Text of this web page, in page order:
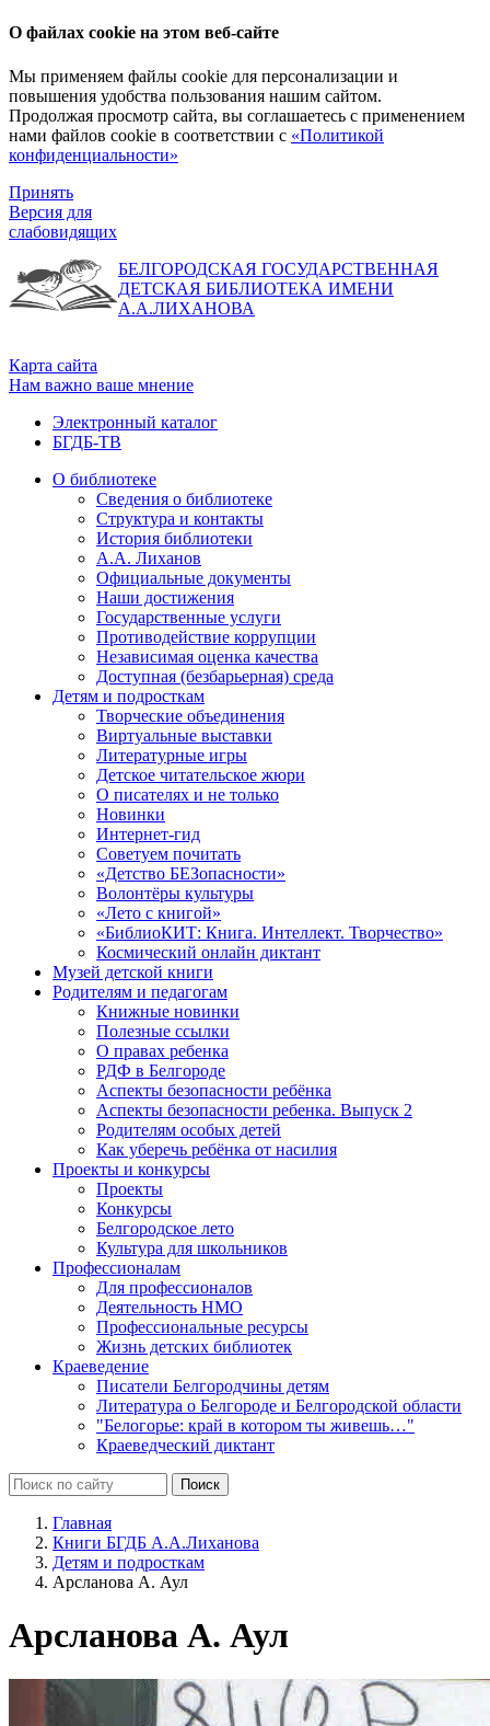
О файлах cookie на этом веб-сайте
Мы применяем файлы cookie для персонализации и
повышения удобства пользования нашим сайтом.
Продолжая просмотр сайта, вы соглашаетесь с применением
нами файлов cookie в соответствии с «Политикой
конфиденциальности»
Принять
Версия для
слабовидящих
БЕЛГОРОДСКАЯ ГОСУДАРСТВЕННАЯ
ДЕТСКАЯ БИБЛИОТЕКА ИМЕНИ
А.А.ЛИХАНОВА
Карта сайта
Нам важно ваше мнение
Электронный каталог
БГДБ-ТВ
О библиотеке
Сведения о библиотеке
Структура и контакты
История библиотеки
А.А. Лиханов
Официальные документы
Наши достижения
Государственные услуги
Противодействие коррупции
Независимая оценка качества
Доступная (безбарьерная) среда
Детям и подросткам
Творческие объединения
Виртуальные выставки
Литературные игры
Детское читательское жюри
О писателях и не только
Новинки
Интернет-гид
Советуем почитать
«Детство БЕЗопасности»
Волонтёры культуры
«Лето с книгой»
«БиблиоКИТ: Книга. Интеллект. Творчество»
Космический онлайн диктант
Музей детской книги
Родителям и педагогам
Книжные новинки
Полезные ссылки
О правах ребенка
РДФ в Белгороде
Аспекты безопасности ребёнка
Аспекты безопасности ребенка. Выпуск 2
Родителям особых детей
Как уберечь ребёнка от насилия
Проекты и конкурсы
Проекты
Конкурсы
Белгородское лето
Культура для школьников
Профессионалам
Для профессионалов
Деятельность НМО
Профессиональные ресурсы
Жизнь детских библиотек
Краеведение
Писатели Белгородчины детям
Литература о Белгороде и Белгородской области
"Белогорье: край в котором ты живешь…"
Краеведческий диктант
Главная
Книги БГДБ А.А.Лиханова
Детям и подросткам
Арсланова А. Аул
Арсланова А. Аул